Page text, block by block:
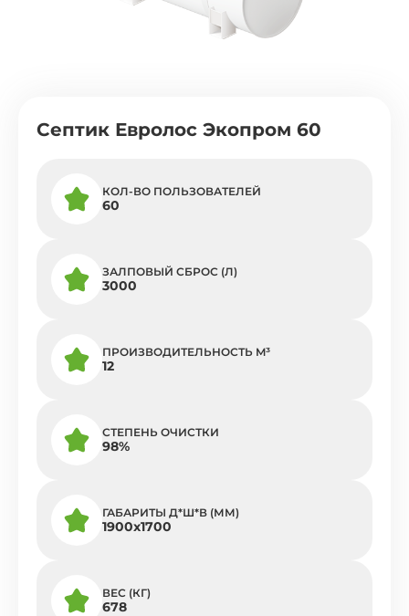
Септик Евролос Экопром 60
КОЛ-ВО ПОЛЬЗОВАТЕЛЕЙ
60
ЗАЛПОВЫЙ СБРОС (Л)
3000
ПРОИЗВОДИТЕЛЬНОСТЬ M³
12
СТЕПЕНЬ ОЧИСТКИ
98%
ГАБАРИТЫ Д*Ш*В (ММ)
1900x1700
ВЕС (КГ)
678